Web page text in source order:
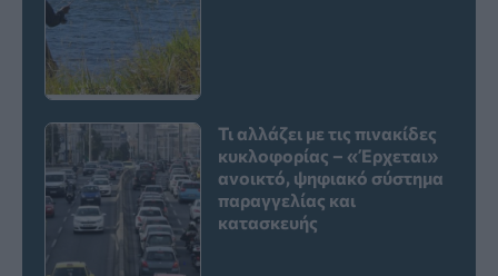
Τι αλλάζει με τις πινακίδες
κυκλοφορίας – «Έρχεται»
ανοικτό, ψηφιακό σύστημα
παραγγελίας και
κατασκευής